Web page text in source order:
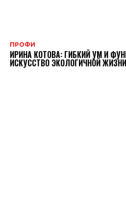
ПРОФИ
ИРИНА КОТОВА: ГИБКИЙ УМ И
ИСКУССТВО ЭКОЛОГИЧНОЙ